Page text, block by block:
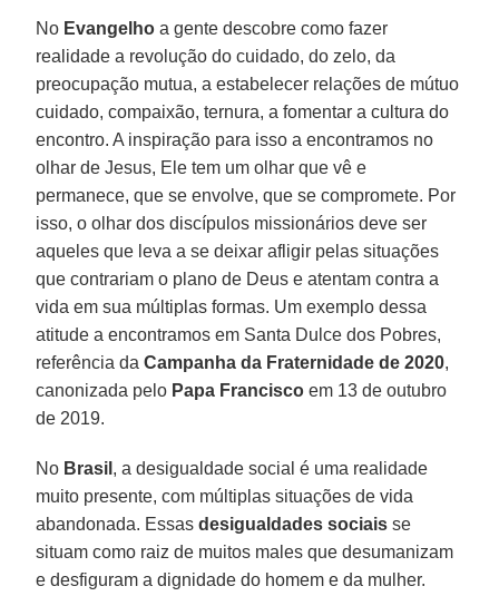
No Evangelho a gente descobre como fazer
realidade a revolução do cuidado, do zelo, da
preocupação mutua, a estabelecer relações de mútuo
cuidado, compaixão, ternura, a fomentar a cultura do
encontro. A inspiração para isso a encontramos no
olhar de Jesus, Ele tem um olhar que vê e
permanece, que se envolve, que se compromete. Por
isso, o olhar dos discípulos missionários deve ser
aqueles que leva a se deixar afligir pelas situações
que contrariam o plano de Deus e atentam contra a
vida em sua múltiplas formas. Um exemplo dessa
atitude a encontramos em Santa Dulce dos Pobres,
referência daCampanha da Fraternidade de 2020,
canonizada pelo Papa Francisco em 13 de outubro
de 2019.
No Brasil , a desigualdade social é uma realidade
muito presente, com múltiplas situações de vida
abandonada. Essasdesigualdades sociais se
situam como raiz de muitos males que desumanizam
e desfiguram a dignidade do homem e da mulher.